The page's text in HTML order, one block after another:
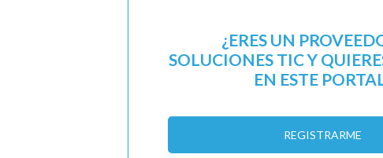
¿ERES UN
SOLUCIONES TIC Y
EN ESTE
REGISTRARME